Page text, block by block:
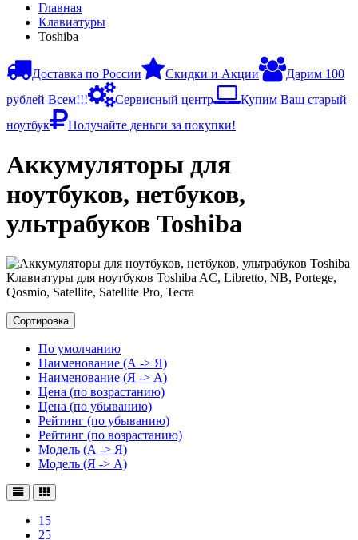
Главная
Клавиатуры
Toshiba
Доставка по России Скидки и Акции
Дарим 100
рублей Всем!!!
Сервисный центр
Купим Ваш старый
ноутбук
Получайте деньги за покупки!
Аккумуляторы для
ноутбуков, нетбуков,
ультрабуков Toshiba
Клавиатуры для ноутбуков Toshiba AC, Libretto, NB, Portege,
Qosmio, Satellite, Satellite Pro, Tecra
Сортировка
По умолчанию
Наименование (А -> Я)
Наименование (Я -> А)
Цена (по возрастанию)
Цена (по убыванию)
Рейтинг (по убыванию)
Рейтинг (по возрастанию)
Модель (А -> Я)
Модель (Я -> А)
15
25